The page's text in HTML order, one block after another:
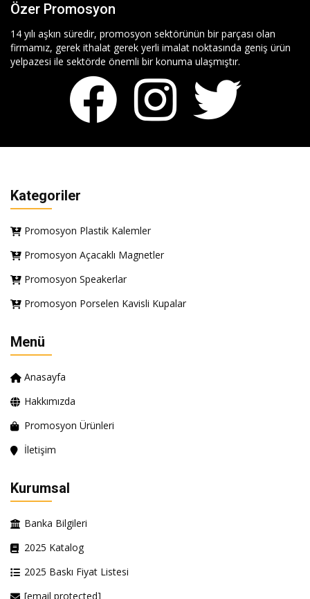
Özer Promosyon
14 yılı aşkın süredir, promosyon sektörünün bir parçası olan
firmamız, gerek ithalat gerek yerli imalat noktasında geniş ürün
yelpazesi ile sektörde önemli bir konuma ulaşmıştır.
Kategoriler
Promosyon Plastik Kalemler
Promosyon Açacaklı Magnetler
Promosyon Speakerlar
Promosyon Porselen Kavisli Kupalar
Menü
Anasayfa
Hakkımızda
Promosyon Ürünleri
İletişim
Kurumsal
Banka Bilgileri
2025 Katalog
2025 Baskı Fiyat Listesi
[email protected]